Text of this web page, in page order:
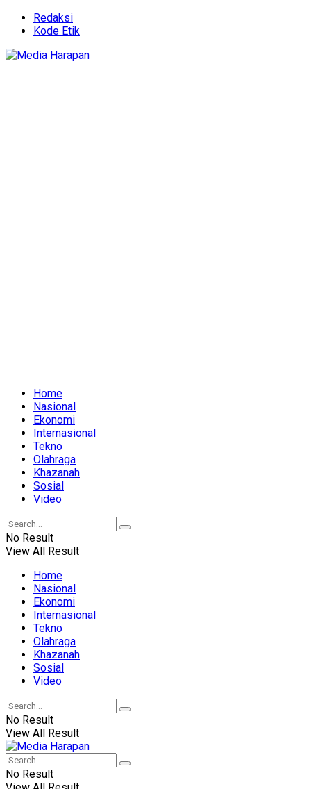
Redaksi
Kode Etik
Home
Nasional
Ekonomi
Internasional
Tekno
Olahraga
Khazanah
Sosial
Video
No Result
View All Result
Home
Nasional
Ekonomi
Internasional
Tekno
Olahraga
Khazanah
Sosial
Video
No Result
View All Result
No Result